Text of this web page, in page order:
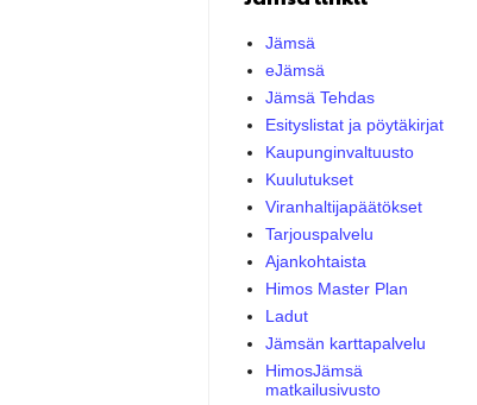
Jämsä
eJämsä
Jämsä Tehdas
Esityslistat ja pöytäkirjat
Kaupunginvaltuusto
Kuulutukset
Viranhaltijapäätökset
Tarjouspalvelu
Ajankohtaista
Himos Master Plan
Ladut
Jämsän karttapalvelu
HimosJämsä
matkailusivusto